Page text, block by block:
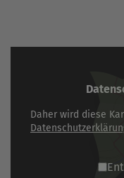
Daher wird diese